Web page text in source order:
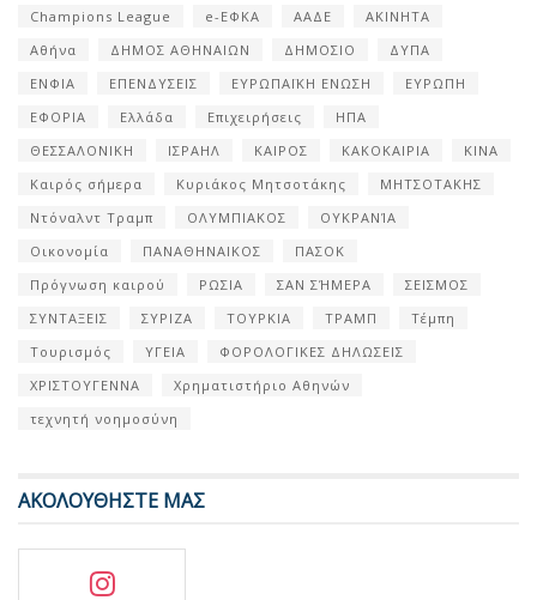
Champions League e-ΕΦΚΑ ΑΑΔΕ
ΑΚΙΝΗΤΑ
Αθήνα
ΔΗΜΟΣ ΑΘΗΝΑΙΩΝ ΔΗΜΟΣΙΟ
ΔΥΠΑ
ΕΝΦΙΑ
ΕΠΕΝΔΥΣΕΙΣ ΕΥΡΩΠΑΪΚΗ ΕΝΩΣΗ
ΕΥΡΩΠΗ
ΕΦΟΡΙΑ
Ελλάδα Επιχειρήσεις
ΗΠΑ
ΘΕΣΣΑΛΟΝΙΚΗ
ΙΣΡΑΗΛ ΚΑΙΡΟΣ ΚΑΚΟΚΑΙΡΙΑ
ΚΙΝΑ
Καιρός σήμερα
Κυριάκος Μητσοτάκης
ΜΗΤΣΟΤΑΚΗΣ
Ντόναλντ Τραμπ
ΟΛΥΜΠΙΑΚΟΣ
ΟΥΚΡΑΝΊΑ
Οικονομία
ΠΑΝΑΘΗΝΑΙΚΟΣ
ΠΑΣΟΚ
Πρόγνωση καιρού
ΡΩΣΙΑ ΣΑΝ ΣΉΜΕΡΑ
ΣΕΙΣΜΟΣ
ΣΥΝΤΑΞΕΙΣ
ΣΥΡΙΖΑ ΤΟΥΡΚΙΑ ΤΡΑΜΠ
Τέμπη
Τουρισμός
ΥΓΕΙΑ
ΦΟΡΟΛΟΓΙΚΕΣ ΔΗΛΩΣΕΙΣ
ΧΡΙΣΤΟΥΓΕΝΝΑ
Χρηματιστήριο Αθηνών
τεχνητή νοημοσύνη
ΑΚΟΛΟΥΘΗΣΤΕ ΜΑΣ